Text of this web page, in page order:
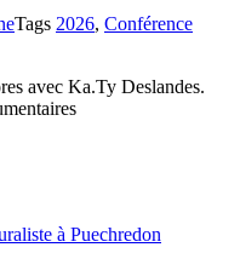
Tags 2026, Conférence
avec Ka.Ty Deslandes.